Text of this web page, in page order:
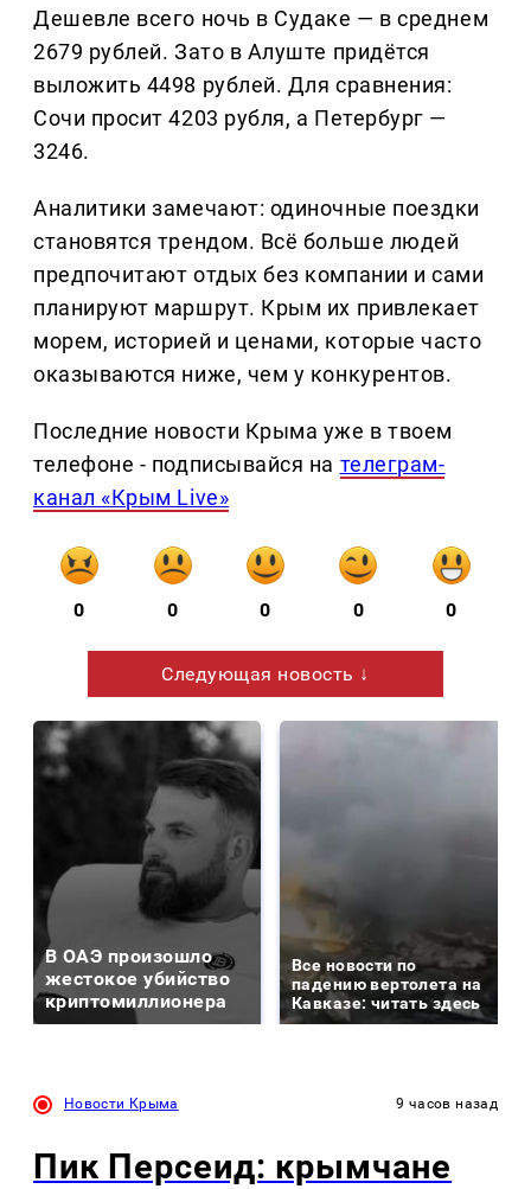
Дешевле всего ночь в Судаке — в среднем
2679 рублей. Зато в Алуште придётся
выложить 4498 рублей. Для сравнения:
Сочи просит 4203 рубля, а Петербург —
3246.
Аналитики замечают: одиночные поездки
становятся трендом. Всё больше людей
предпочитают отдых без компании и сами
планируют маршрут. Крым их привлекает
морем, историей и ценами, которые часто
оказываются ниже, чем у конкурентов.
Последние новости Крыма уже в твоем
телефоне - подписывайся на телеграм-
канал «Крым Live»
0 0 0 0 0
Следующая новость ↓
В ОАЭ произошло
жестокое убийство
криптомиллионера
Все новости по
падению вертолета на
Кавказе: читать здесь
Новости Крыма 9 часов назад
Пик Персеид: крымчане